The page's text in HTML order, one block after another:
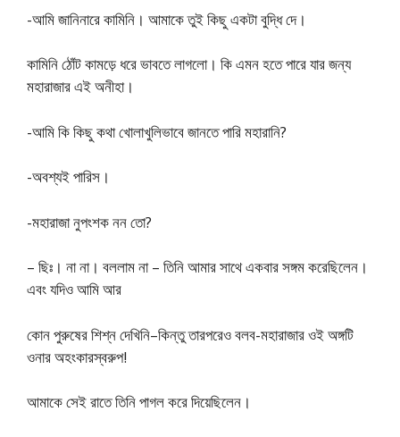
-আমি জানিনারে কামিনি। আমাকে তুই কিছু একটা বুদ্ধি দে।
কামিনি ঠোঁট কামড়ে ধরে ভাবতে লাগলাে। কি এমন হতে পারে যার জন্য
মহারাজার এই অনীহা।
-আমি কি কিছু কথা খােলাখুলিভাবে জানতে পারি মহারানি?
-অবশ্যই পারিস।
-মহারাজা নুপংশক নন তাে?
– ছিঃ। না না। বললাম না – তিনি আমার সাথে একবার সঙ্গম করেছিলেন।
এবং যদিও আমি আর
কোন পুরুষের শিশ্ন দেখিনি–কিন্তু তারপরেও বলব-মহারাজার ওই অঙ্গটি
ওনার অহংকারস্বরুপ!
আমাকে সেই রাতে তিনি পাগল করে দিয়েছিলেন।